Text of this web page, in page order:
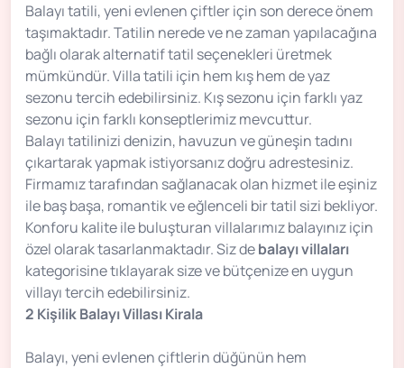
Balayı tatili, yeni evlenen çiftler için son derece önem
taşımaktadır. Tatilin nerede ve ne zaman yapılacağına
bağlı olarak alternatif tatil seçenekleri üretmek
mümkündür. Villa tatili için hem kış hem de yaz
sezonu tercih edebilirsiniz. Kış sezonu için farklı yaz
sezonu için farklı konseptlerimiz mevcuttur.
Balayı tatilinizi denizin, havuzun ve güneşin tadını
çıkartarak yapmak istiyorsanız doğru adrestesiniz.
Firmamız tarafından sağlanacak olan hizmet ile eşiniz
ile baş başa, romantik ve eğlenceli bir tatil sizi bekliyor.
Konforu kalite ile buluşturan villalarımız balayınız için
özel olarak tasarlanmaktadır. Siz debalayı villaları
kategorisine tıklayarak size ve bütçenize en uygun
villayı tercih edebilirsiniz.
2 Kişilik Balayı Villası Kirala
Balayı, yeni evlenen çiftlerin düğünün hem